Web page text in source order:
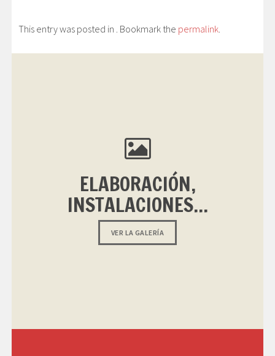
This entry was posted in . Bookmark the permalink
ELABORACIÓN,
INSTALACIONES...
VER LA GALERÍA